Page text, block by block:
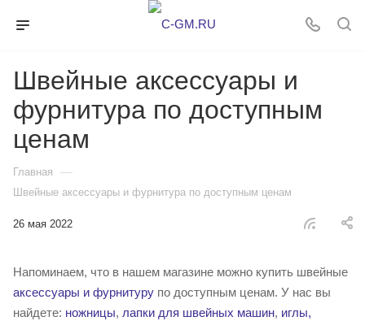
Швейные аксессуары и
фурнитура по доступным
ценам
Главная —
Швейные аксессуары и фурнитура по доступным ценам
26 мая 2022
Напоминаем, что в нашем магазине можно купить швейные
аксессуары и фурнитуру по доступным ценам. У нас вы
найдете: ножницы, лапки для швейных машин, иглы,